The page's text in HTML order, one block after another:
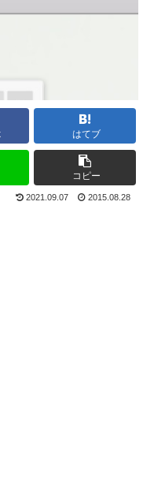
はてブ
コピー
2021.09.07 2015.08.28